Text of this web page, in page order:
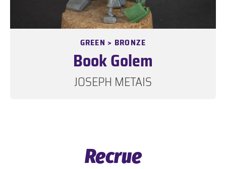
GREEN > BRONZE
Book Golem
JOSEPH METAIS
Recrue